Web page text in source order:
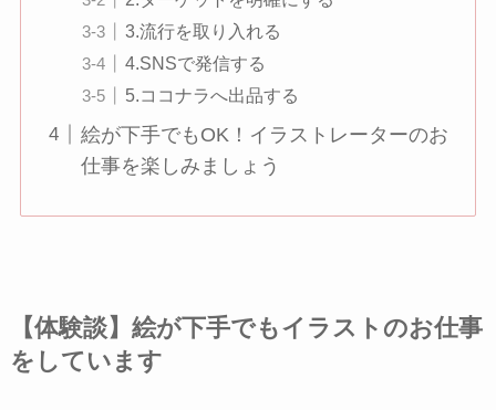
3.流行を取り入れる
4.SNSで発信する
5.ココナラへ出品する
絵が下手でもOK！イラストレーターのお
仕事を楽しみましょう
【体験談】絵が下手でもイラストのお仕事
をしています